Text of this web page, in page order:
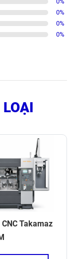
0%
0%
0%
Takamaz